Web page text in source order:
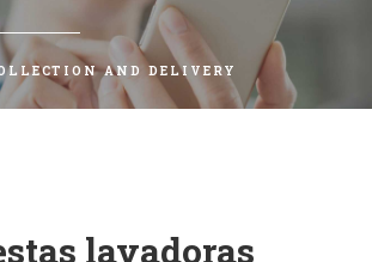
AND DELIVERY
lavadoras